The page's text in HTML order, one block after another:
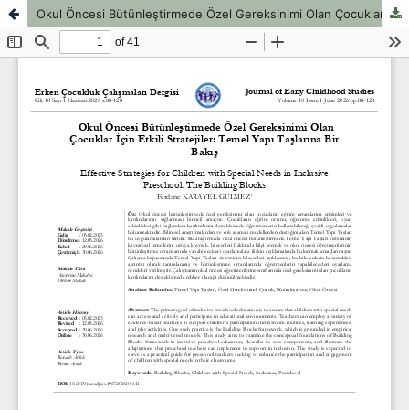
Okul Öncesi Bütünleştirmede Özel Gereksinimi Olan Çocuklar İçin Etkili Stratejiler: Temel Yapı Taşlarına Bir Bakış